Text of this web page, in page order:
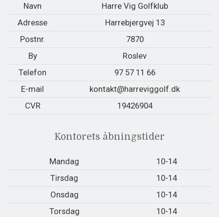
Navn
Harre Vig Golfklub
Adresse
Harrebjergvej 13
Postnr.
7870
By
Roslev
Telefon
97 57 11 66
E-mail
kontakt@harreviggolf.dk
CVR
19426904
Kontorets åbningstider
Mandag
10-14
Tirsdag
10-14
Onsdag
10-14
Torsdag
10-14